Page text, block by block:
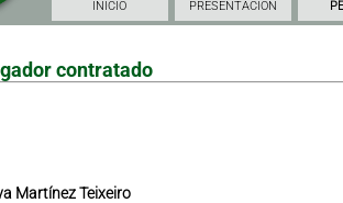
INICIO PRESENTACIÓN
contratado
Martínez Teixeiro